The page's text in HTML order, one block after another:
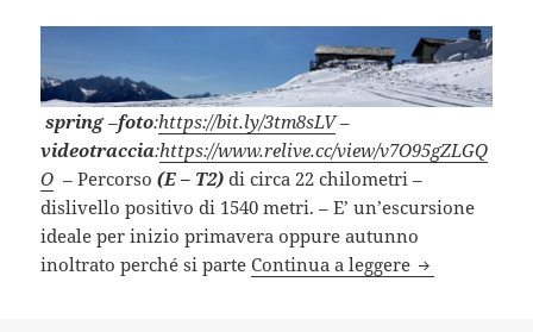
spring –foto:https://bit.ly/3tm8sLV–
videotraccia:https://www.relive.cc/view/v7O95gZLGQ
O – Percorso (E – T2) di circa 22 chilometri –
dislivello positivo di 1540 metri. – E’ un’escursione
ideale per inizio primavera oppure autunno
inoltrato perché si parteContinua a leggere ARDENNO e